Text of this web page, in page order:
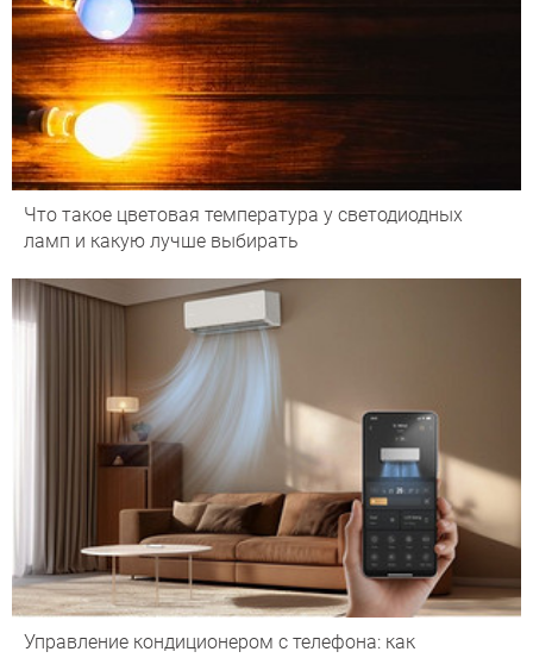
Что такое цветовая температура у светодиодных
ламп и какую лучше выбирать
Управление кондиционером с телефона: как